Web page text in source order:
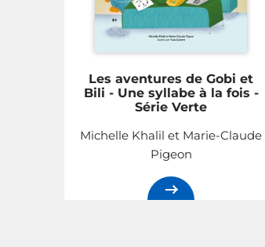
Les aventures de Gobi et
Bili - Une syllabe à la fois -
Série Verte
Michelle Khalil et Marie-Claude
Pigeon